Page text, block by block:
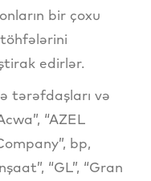
bir çoxu
edirlər.
tərəfdaşları və
“AZEL
bp,
“GL”, “Gran